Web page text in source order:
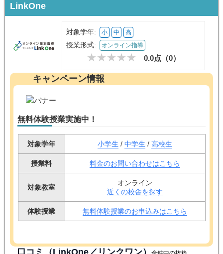
LinkOne
対象学年: 小 中 高
授業形式: オンライン指導
0.0点（0）
キャンペーン情報
無料体験授業実施中！
対象学年 小学生 / 中学生 / 高校生
授業料 料金のお問い合わせはこちら
対象教室
オンライン
近くの校舎を探す
体験授業 無料体験授業のお申込みはこちら
口コミ（LinkOne／リンクワン）